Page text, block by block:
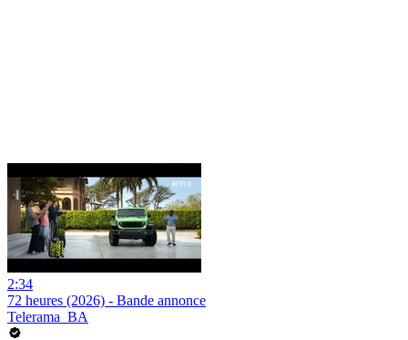
2:34
72 heures (2026) - Bande annonce
Telerama_BA